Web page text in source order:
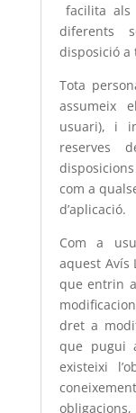
facilita als
diferents
disposició a
Tota
assumeix
usuari), i
reserves
com a
d’aplicació.
Com a
aquest Avís
que entrin
dret a
que pugui
existeixi